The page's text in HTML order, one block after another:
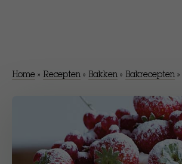
Home » Recepten » Bakken » Bakrecepten »